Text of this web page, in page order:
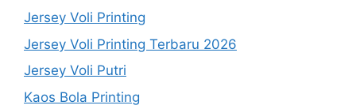
Jersey Voli Printing
Jersey Voli Printing Terbaru 2026
Jersey Voli Putri
Kaos Bola Printing